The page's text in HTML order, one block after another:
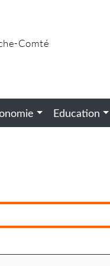
Comté
Education